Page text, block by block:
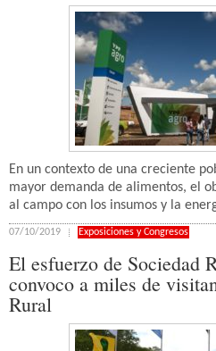
En un contexto de una creciente
mayor demanda de alimentos, el
al campo con los insumos y la
07/10/2019 Exposiciones y Congresos
El esfuerzo de Sociedad
convoco a miles de
Rural